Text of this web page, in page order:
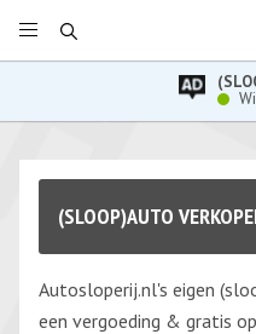
(SLOOP)AUTO
Autosloperij.nl's eigen
een vergoeding & gratis